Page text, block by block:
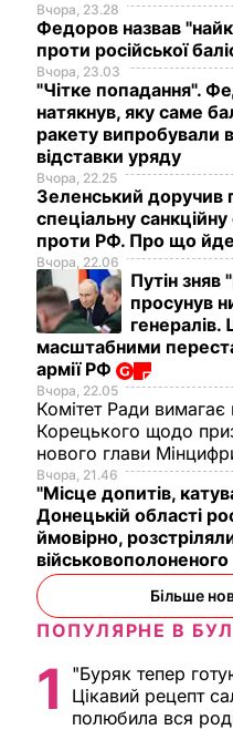
Вчора, 23.28
Федоров назвав
проти російської
Вчора, 23.03
"Чітке попадання".
натякнув, яку саме
ракету випробували
відставки уряду
Вчора, 22.25
Зеленський доручив
спеціальну
проти РФ. Про що
Вчора, 22.06
Путін зняв
просунув
генералів.
масштабними
армії РФ
Вчора, 22.05
Комітет Ради вимагає
Корецького щодо
нового глави
Вчора, 21.46
"Місце допитів,
Донецькій області
ймовірно,
військовополоненого
Більше
ПОПУЛЯРНЕ В
1
"Буряк тепер
Цікавий рецепт
полюбила вся